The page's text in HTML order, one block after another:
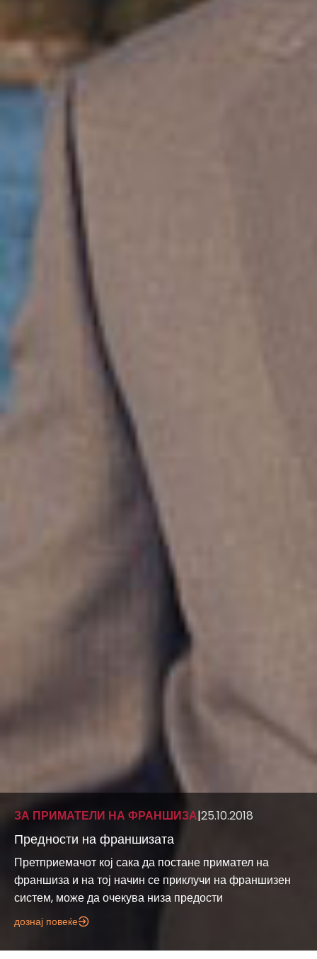
ЗА ПРИМАТЕЛИ НА ФРАНШИЗА|25.10.2018
Предности на франшизата
Претприемачот кој сака да постане примател на
франшиза и на тој начин се приклучи на франшизен
систем, може да очекува низа предости
дознај повеќе